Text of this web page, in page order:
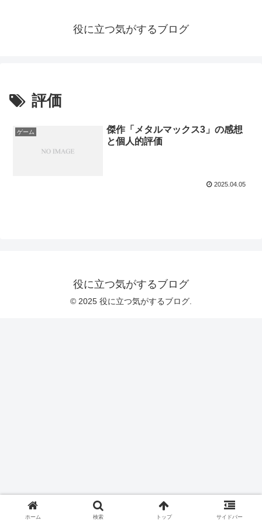
役に立つ気がするブログ
評価
ゲーム
傑作「メタルマックス3」の感想
と個人的評価
2025.04.05
役に立つ気がするブログ
© 2025 役に立つ気がするブログ.
ホーム 検索 トップ サイドバー